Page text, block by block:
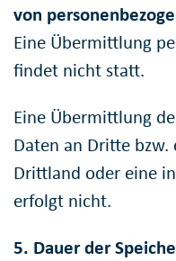
von
Eine Übermittlung
findet nicht statt.
Eine Übermittlung
Daten an Dritte
Drittland oder eine
erfolgt nicht.
5. Dauer der